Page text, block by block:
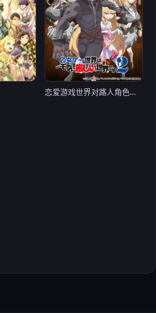
恋爱游戏世界对路人角色很不友好 第二季